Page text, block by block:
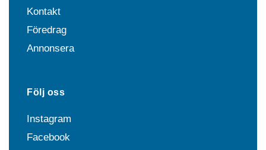
Kontakt
Föredrag
Annonsera
Följ oss
Instagram
Facebook